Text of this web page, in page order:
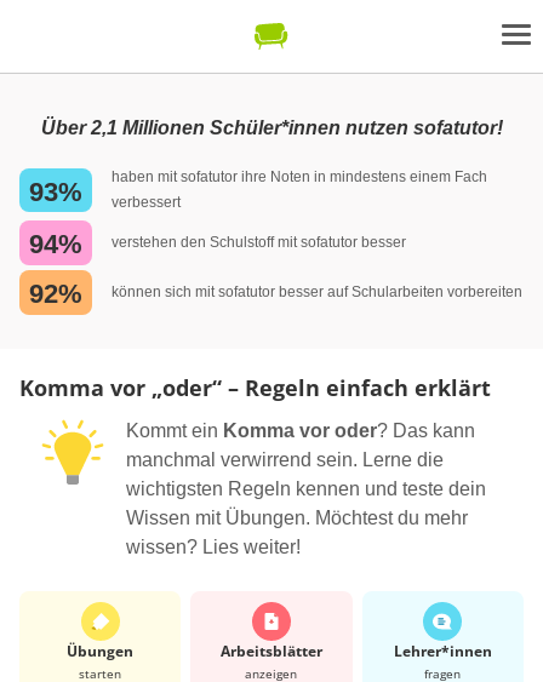
Über 2,1 Millionen Schüler*innen nutzen sofatutor!
93%
haben mit sofatutor ihre Noten in mindestens einem Fach
verbessert
94% verstehen den Schulstoff mit sofatutor besser
92% können sich mit sofatutor besser auf Schularbeiten vorbereiten
Komma vor „oder“ – Regeln einfach erklärt
Kommt ein Komma vor oder? Das kann
manchmal verwirrend sein. Lerne die
wichtigsten Regeln kennen und teste dein
Wissen mit Übungen. Möchtest du mehr
wissen? Lies weiter!
Übungen
starten
Arbeits­blätter
anzeigen
Lehrer*​innen
fragen